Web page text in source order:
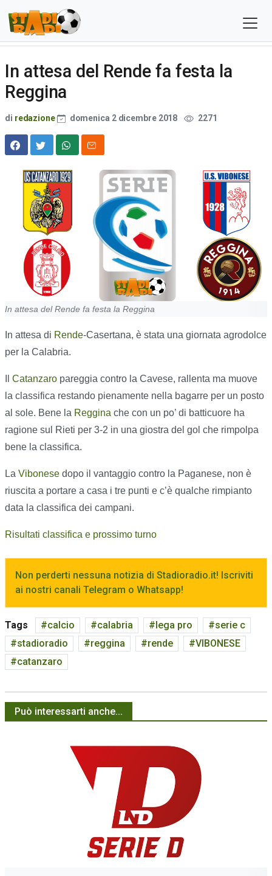
In attesa del Rende fa festa la
Reggina
di redazione domenica 2 dicembre 2018 2271
In attesa del Rende fa festa la Reggina
In attesa di Rende-Casertana, è stata una giornata agrodolce
per la Calabria.
Catanzaro pareggia contro la Cavese, rallenta ma muove
la classifica restando pienamente nella bagarre per un posto
al sole. Bene la Reggina che con un po’ di batticuore ha
ragione sul Rieti per 3-2 in una giostra del gol che rimpolpa
bene la classifica.
La Vibonese dopo il vantaggio contro la Paganese, non è
riuscita a portare a casa i tre punti e c’è qualche rimpianto
data la classifica dei campani.
Risultati classifica e prossimo turno
Non perderti nessuna notizia di Stadioradio.it! Iscriviti
ai nostri canali Telegram o Whatsapp!
Tags calcio calabria lega pro
serie c
stadioradio
reggina rende
VIBONESE
catanzaro
Può interessarti anche...